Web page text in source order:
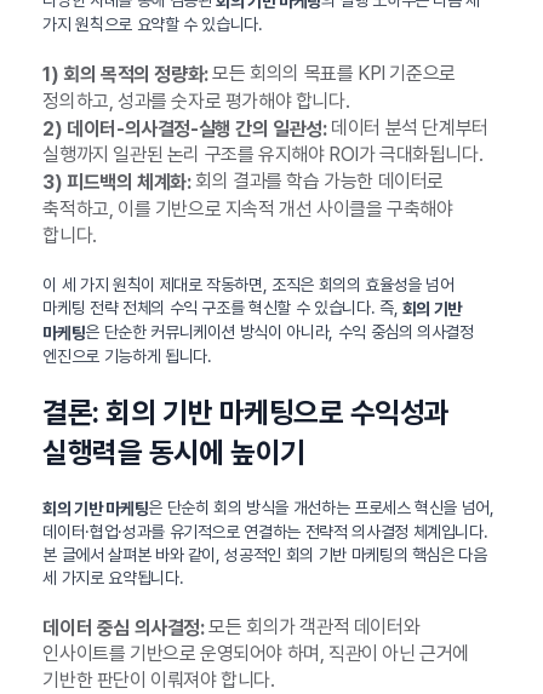
가지 원칙으로 요약할 수 있습니다.
1) 회의 목적의 정량화:모든 회의의 목표를 KPI 기준으로
정의하고, 성과를 숫자로 평가해야 합니다.
2) 데이터-의사결정-실행 간의 일관성:데이터 분석 단계부터
실행까지 일관된 논리 구조를 유지해야 ROI가 극대화됩니다.
3) 피드백의 체계화:회의 결과를 학습 가능한 데이터로
축적하고, 이를 기반으로 지속적 개선 사이클을 구축해야
합니다.
이 세 가지 원칙이 제대로 작동하면, 조직은 회의의 효율성을 넘어
마케팅 전략 전체의 수익 구조를 혁신할 수 있습니다. 즉, 회의 기반
마케팅은 단순한 커뮤니케이션 방식이 아니라, 수익 중심의 의사결정
엔진으로 기능하게 됩니다.
결론: 회의 기반 마케팅으로 수익성과
실행력을 동시에 높이기
회의 기반 마케팅은 단순히 회의 방식을 개선하는 프로세스 혁신을 넘어,
데이터·협업·성과를 유기적으로 연결하는 전략적 의사결정 체계입니다.
본 글에서 살펴본 바와 같이, 성공적인 회의 기반 마케팅의 핵심은 다음
세 가지로 요약됩니다.
데이터 중심 의사결정:모든 회의가 객관적 데이터와
인사이트를 기반으로 운영되어야 하며, 직관이 아닌 근거에
기반한 판단이 이뤄져야 합니다.